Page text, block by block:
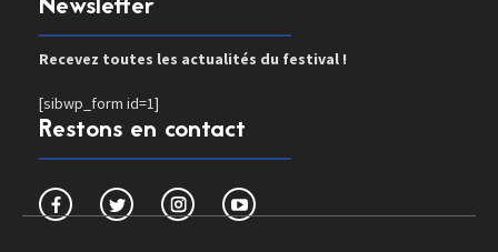
Newsletter
Recevez toutes les actualités du festival !
[sibwp_form id=1]
Restons en contact